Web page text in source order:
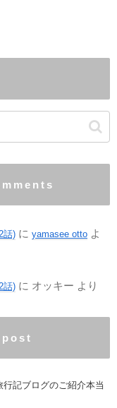
話) に yamasee otto よ
話) に オッキー より
post
記ブログのご紹介本当